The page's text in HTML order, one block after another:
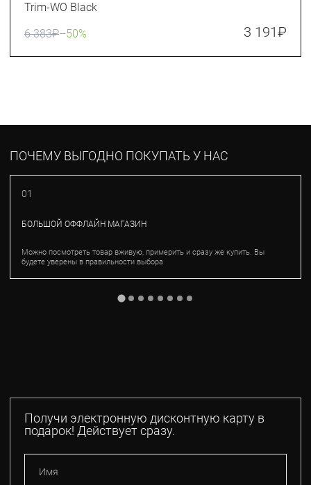
Trim-WO Black
6 383₽–50% 3 191₽
ПОЧЕМУ ВЫГОДНО ПОКУПАТЬ У НАС
01
БОЛЬШОЙ ОФФЛАЙН МАГАЗИН
Можно посмотреть товар вживую, примерить и сразу же купить. Вы
будете уверены в правильности выбора
Получи электронную дисконтную карту в
подарок! Действует сразу.